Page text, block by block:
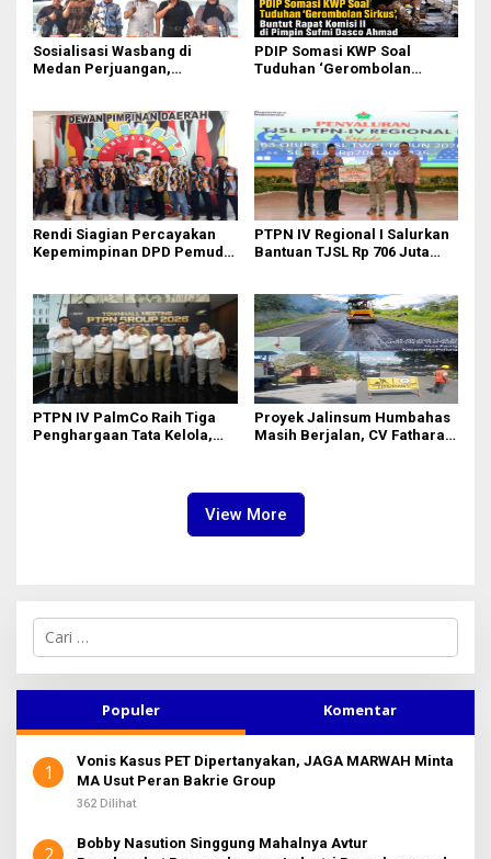
Sosialisasi Wasbang di
Medan Perjuangan,
Anak
PDIP Somasi KWP Soal
Tuduhan ‘Gerombolan
Ahmad
Rendi Siagian Percayakan
Kepemimpinan DPD Pemuda
PTPN IV Regional I Salurkan
Bantuan TJSL Rp 706 Juta
PTPN IV PalmCo Raih Tiga
Penghargaan Tata Kelola,
Proyek Jalinsum Humbahas
Masih Berjalan, CV Fathara
View More
C
i
n
u
k
Populer Komentar
1
Vonis Kasus PET Dipertanyakan, JAGA MARWAH Minta
MA Usut Peran Bakrie Group
362 Dilihat
Bobby Nasution Singgung Mahalnya Avtur